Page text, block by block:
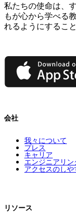
私たちの使命は、
もが心から学べる
れるようにすること
App Store
会社
我々について
プレス
キャリア
エンジニアリン
アクセスのしや
リソース